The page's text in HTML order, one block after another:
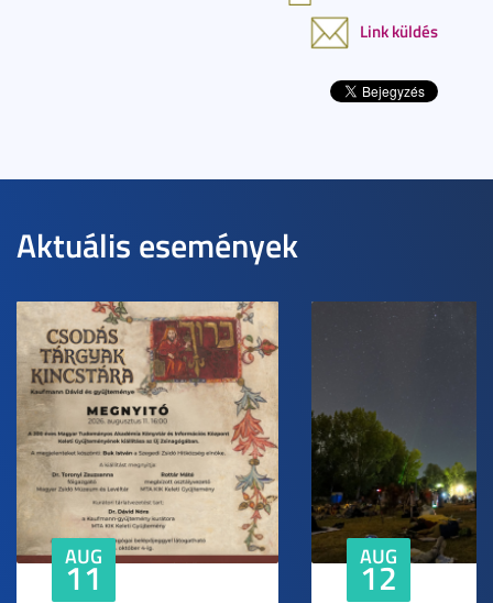
Link küldés
Aktuális események
AUG
11 AUG
12